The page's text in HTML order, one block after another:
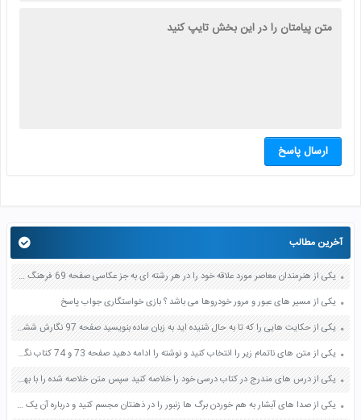
ارسال پاسخ
آخرین مطالب
یکی از هنرمندان معاصر مورد علاقه خود را در هر رشته ای به جز عکاسی صفحه 69 فرهنگ و هنر نهم
یکی از مسیر های عبور و مرور خودروها می باشد ؟ بازی خواستگاری جواب پاسخ
یکی از حکایت هایی را که تا به حال شنیده اید به زبان ساده بنویسید صفحه 97 نگارش ششم دبستان
یکی از متن های ناتمام زیر را انتخاب کنید و نوشته را ادامه دهید صفحه 73 و 74 کتاب نگارش فارسی پنجم دبستان
یکی از درس های مندرج در کتاب درسی خود را خلاصه کنید سپس متن خلاصه شده را با بهره گیری از روش های دسته بندی نمودار جدول نقشه مفهومی نشان دهید صفحه 118 نگارش یازدهم
یکی از صدا های آبشار به هم خوردن برگ ها زنبور را در ذهنتان مجسم کنید و درباره آن یک بند بنویسید صفحه 11 نگارش پنجم